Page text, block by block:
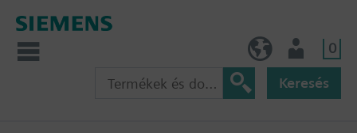
0
Keresés